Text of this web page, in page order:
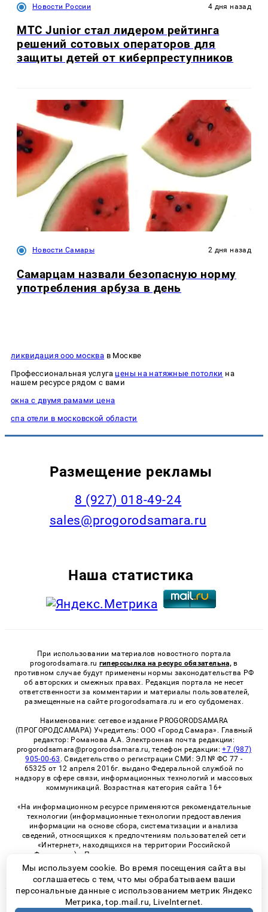
Новости России 4 дня назад
МТС Junior стал лидером рейтинга
решений сотовых операторов для
защиты детей от киберпреступников
Новости Самары 2 дня назад
Самарцам назвали безопасную норму
употребления арбуза в день
ликвидация ооо москва в Москве
Профессиональная услуга цены на натяжные потолки на
нашем ресурсе рядом с вами
окна с двумя рамами цена
спа отели в московской области
Размещение рекламы
8 (927) 018-49-24
sales@progorodsamara.ru
Наша статистика
При использовании материалов новостного портала
progorodsamara.ru гиперссылка на ресурс обязательна, в
противном случае будут применены нормы законодательства РФ
об авторских и смежных правах. Редакция портала не несет
ответственности за комментарии и материалы пользователей,
размещенные на сайте progorodsamara.ru и его субдоменах.
Наименование: сетевое издание PROGORODSAMARA
(ПРОГОРОДСАМАРА) Учредитель: ООО «Город Самара». Главный
редактор: Романова А.А. Электронная почта редакции:
progorodsamara@progorodsamara.ru, телефон редакции:+7 (987)
905-00-63 . Свидетельство о регистрации СМИ: ЭЛ № ФС 77 -
65325 от 12 апреля 2016г. выдано Федеральной службой по
надзору в сфере связи, информационных технологий и массовых
коммуникаций. Возрастная категория сайта 16+
«На информационном ресурсе применяются рекомендательные
технологии (информационные технологии предоставления
информации на основе сбора, систематизации и анализа
сведений, относящихся к предпочтениям пользователей сети
«Интернет», находящихся на территории Российской
Федерации)». Правила применения рекомендательных
технологий в виджетах рекламно-обменной сети
«СМИ2» (PDF)
© 2026 «ProGorodSamara» | Все права защищены
Мы используем cookie. Во время посещения сайта вы
соглашаетесь с тем, что мы обрабатываем ваши
персональные данные с использованием метрик Яндекс
Метрика, top.mail.ru, LiveInternet.